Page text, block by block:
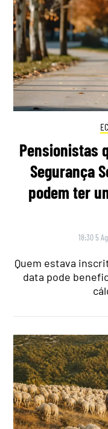
Pensionistas
Segurança
podem ter
18:30 5
Quem estava
data pode